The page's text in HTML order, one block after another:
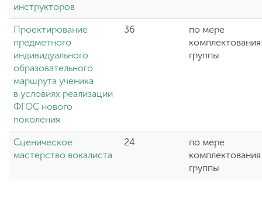
инструкторов
Проектирование
предметного
индивидуального
образовательного
маршрута ученика
в условиях реализации
ФГОС нового
поколения
36
по мере
комплектования
группы
Сценическое
мастерство вокалиста
24
по мере
комплектования
группы